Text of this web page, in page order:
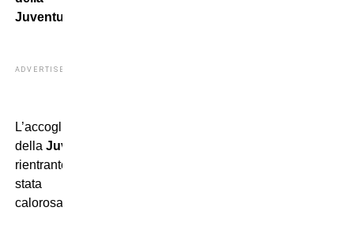
Juventus
ADVERTISEMENT
L’accoglienza
della Juventus
rientrante
stata
calorosa: